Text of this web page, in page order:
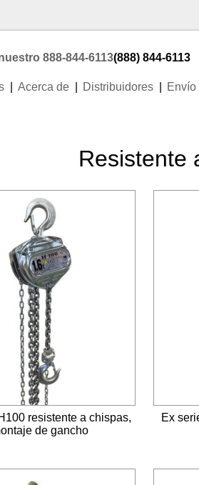
888-844-6113(888) 844-6113
Acerca de Distribuidores
Resistente
resistente a chispas,
de gancho
Ex